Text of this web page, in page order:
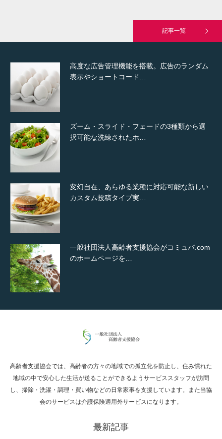
記事一覧
高度な広告管理機能を搭載。広告のランダム
表示やショートコード…
ズーム・スライド・フェードの3種類から選
択可能な洗練されたホ…
変幻自在、あらゆる業種に対応可能な新しい
カスタム投稿タイプ実…
一般社団法人高齢者支援協会がコミュパ.com
のホームページを…
通常投稿
Hello world!
究極的に実用性を重視した「フッターバー」
高齢者支援協会では、高齢者の方々の地域での孤立化を防止し、住み慣れた
地域の中で安心した生活が送ることができるようサービススタッフが訪問
し、掃除・洗濯・調理・買い物などの日常家事を支援しています。また当協
会のサービスは介護保険適用外サービスになります。
最新記事